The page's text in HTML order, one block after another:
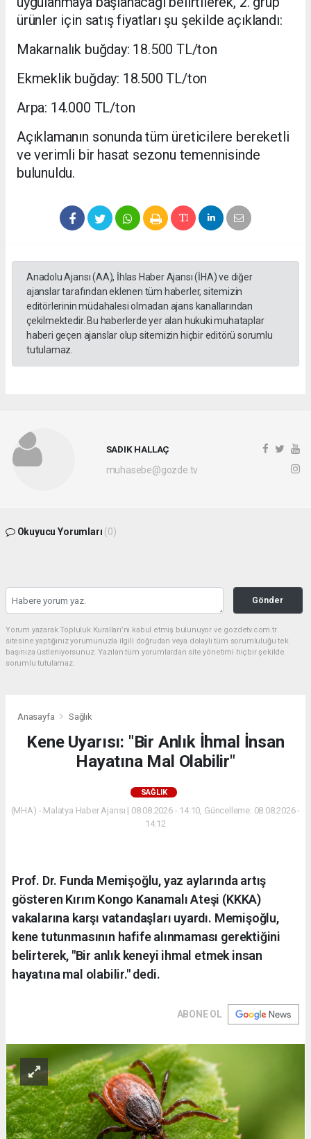
ürünler için satış fiyatları şu şekilde açıklandı:
Makarnalık buğday: 18.500 TL/ton
Ekmeklik buğday: 18.500 TL/ton
Arpa: 14.000 TL/ton
Açıklamanın sonunda tüm üreticilere bereketli
ve verimli bir hasat sezonu temennisinde
bulunuldu.
Anadolu Ajansı (AA), İhlas Haber Ajansı (İHA) ve diğer
ajanslar tarafından eklenen tüm haberler, sitemizin
editörlerinin müdahalesi olmadan ajans kanallarından
çekilmektedir. Bu haberlerde yer alan hukuki muhataplar
haberi geçen ajanslar olup sitemizin hiçbir editörü sorumlu
tutulamaz.
SADIK HALLAÇ
muhasebe@gozde.tv
Okuyucu Yorumları (0)
Gönder
Yorum yazarak Topluluk Kuralları’nı kabul etmiş bulunuyor ve gozdetv.com.tr
sitesine yaptığınız yorumunuzla ilgili doğrudan veya dolaylı tüm sorumluluğu tek
başınıza üstleniyorsunuz. Yazılan tüm yorumlardan site yönetimi hiçbir şekilde
sorumlu tutulamaz.
Anasayfa Sağlık
Kene Uyarısı: "Bir Anlık İhmal İnsan
Hayatına Mal Olabilir"
SAĞLIK
(MHA) - Malatya Haber Ajansı | 08.08.2026 - 14:10, Güncelleme: 08.08.2026 -
14:12
Prof. Dr. Funda Memişoğlu, yaz aylarında artış
gösteren Kırım Kongo Kanamalı Ateşi (KKKA)
vakalarına karşı vatandaşları uyardı. Memişoğlu,
kene tutunmasının hafife alınmaması gerektiğini
belirterek, "Bir anlık keneyi ihmal etmek insan
hayatına mal olabilir." dedi.
ABONE OL